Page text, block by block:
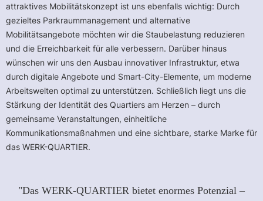
attraktives Mobilitätskonzept ist uns ebenfalls wichtig: Durch
gezieltes Parkraummanagement und alternative
Mobilitätsangebote möchten wir die Staubelastung reduzieren
und die Erreichbarkeit für alle verbessern. Darüber hinaus
wünschen wir uns den Ausbau innovativer Infrastruktur, etwa
durch digitale Angebote und Smart-City-Elemente, um moderne
Arbeitswelten optimal zu unterstützen. Schließlich liegt uns die
Stärkung der Identität des Quartiers am Herzen – durch
gemeinsame Veranstaltungen, einheitliche
Kommunikationsmaßnahmen und eine sichtbare, starke Marke für
das WERK-QUARTIER.
"Das WERK-QUARTIER bietet enormes Potenzial –